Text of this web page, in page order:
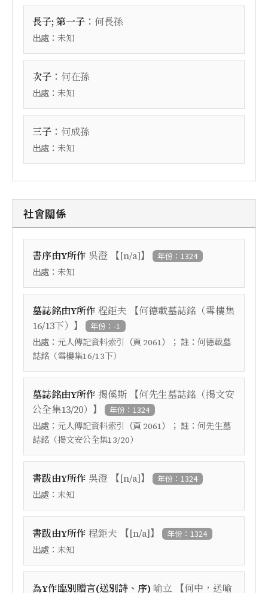
長子; 第一子 ： 何長孫
出處： 未知
次子 ： 何在孫
出處： 未知
三子 ： 何成孫
出處： 未知
社會關係
書序由Y所作 吳澄 【[n/a]】 年份：1324
出處： 未知
墓誌銘由Y所作 程鉅夫 【何德載墓誌銘（雪樓集
16/13下） 】 年份：-1
出處： 元人傳記資料索引 （頁 2061）； 註： 何德載墓
誌銘（雪樓集16/13下）
墓誌銘由Y所作 揭傒斯 【何先生墓誌銘（揭文安
公全集13/20） 】 年份：1324
出處： 元人傳記資料索引 （頁 2061）； 註： 何先生墓
誌銘（揭文安公全集13/20）
書跋由Y所作 吳澄 【[n/a]】 年份：1324
出處： 未知
書跋由Y所作 程鉅夫 【[n/a]】 年份：1324
出處： 未知
為Y作臨別贈言(送別詩、序) 喻立 【何中，送喻